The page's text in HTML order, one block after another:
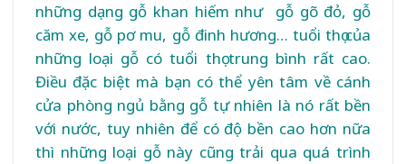
những dạng gỗ khan hiếm như gỗ gõ đỏ, gỗ
căm xe, gỗ pơ mu, gỗ đinh hương… tuổi thọ của
những loại gỗ có tuổi thọ trung bình rất cao.
Điều đặc biệt mà bạn có thể yên tâm về cánh
cửa phòng ngủ bằng gỗ tự nhiên là nó rất bền
với nước, tuy nhiên để có độ bền cao hơn nữa
thì những loại gỗ này cũng trải qua quá trình